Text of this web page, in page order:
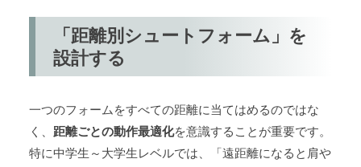
「距離別シュートフォーム」を
設計する
一つのフォームをすべての距離に当てはめるのではな
く、 距離ごとの動作最適化を意識することが重要です。
特に中学生～大学生レベルでは、「遠距離になると肩や